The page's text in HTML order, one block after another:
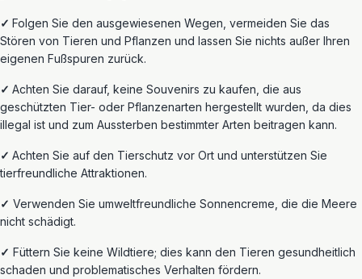
✓ Folgen Sie den ausgewiesenen Wegen, vermeiden Sie das
Stören von Tieren und Pflanzen und lassen Sie nichts außer Ihren
eigenen Fußspuren zurück.
✓ Achten Sie darauf, keine Souvenirs zu kaufen, die aus
geschützten Tier- oder Pflanzenarten hergestellt wurden, da dies
illegal ist und zum Aussterben bestimmter Arten beitragen kann.
✓ Achten Sie auf den Tierschutz vor Ort und unterstützen Sie
tierfreundliche Attraktionen.
✓ Verwenden Sie umweltfreundliche Sonnencreme, die die Meere
nicht schädigt.
✓ Füttern Sie keine Wildtiere; dies kann den Tieren gesundheitlich
schaden und problematisches Verhalten fördern.